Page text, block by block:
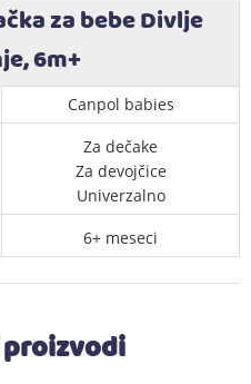
za bebe Divlje
6m+
Canpol babies
Za dečake
Za devojčice
Univerzalno
6+ meseci